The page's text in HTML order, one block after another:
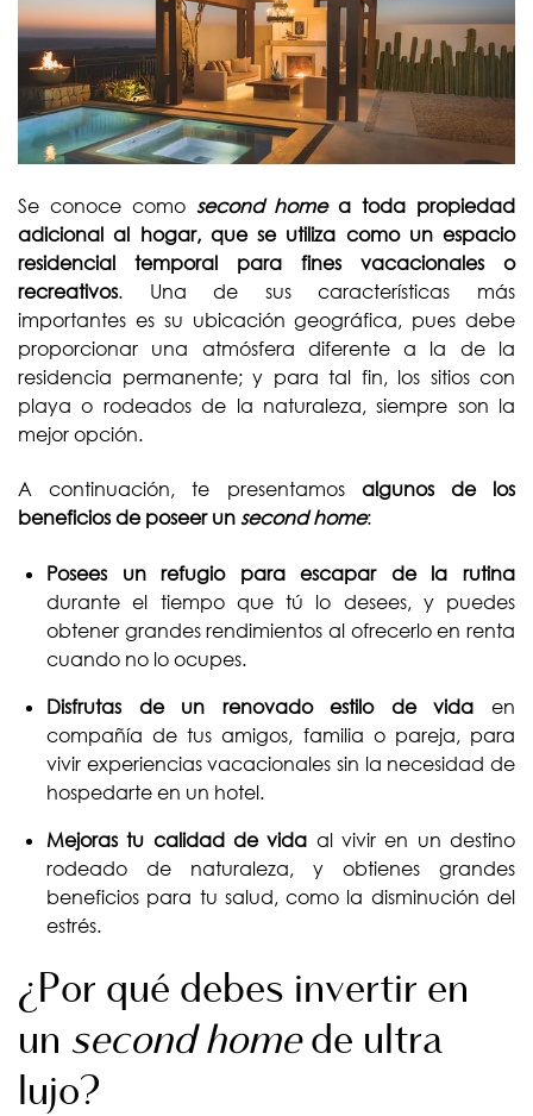
Se conoce como second homea toda propiedad
adicional al hogar, que se utiliza como un espacio
residencial temporal para fines vacacionales o
recreativos. Una de sus características más
importantes es su ubicación geográfica, pues debe
proporcionar una atmósfera diferente a la de la
residencia permanente; y para tal fin, los sitios con
playa o rodeados de la naturaleza, siempre son la
mejor opción.
A continuación, te presentamos algunos de los
beneficios de poseer un second home:
Posees un refugio para escapar de la rutina
durante el tiempo que tú lo desees, y puedes
obtener grandes rendimientos al ofrecerlo en renta
cuando no lo ocupes.
Disfrutas de un renovado estilo de vida en
compañía de tus amigos, familia o pareja, para
vivir experiencias vacacionales sin la necesidad de
hospedarte en un hotel.
Mejoras tu calidad de vida al vivir en un destino
rodeado de naturaleza, y obtienes grandes
beneficios para tu salud, como la disminución del
estrés.
¿Por qué debes invertir en
un second homede ultra
lujo?